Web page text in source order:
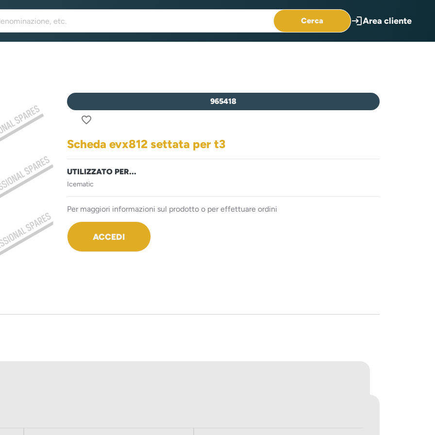
Cerca loginArea cliente
965418
favorite_border
Scheda evx812 settata per t3
UTILIZZATO PER...
Icematic
Per maggiori informazioni sul prodotto o per effettuare ordini
ACCEDI